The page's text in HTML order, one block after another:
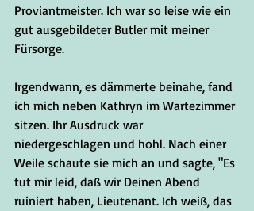
Proviantmeister. Ich war so leise wie ein
gut ausgebildeter Butler mit meiner
Fürsorge.
Irgendwann, es dämmerte beinahe, fand
ich mich neben Kathryn im Wartezimmer
sitzen. Ihr Ausdruck war
niedergeschlagen und hohl. Nach einer
Weile schaute sie mich an und sagte, "Es
tut mir leid, daß wir Deinen Abend
ruiniert haben, Lieutenant. Ich weiß, das